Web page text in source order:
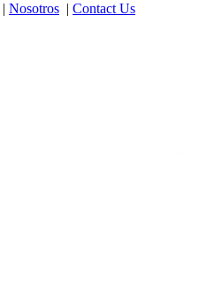
| Nosotros | Contact Us